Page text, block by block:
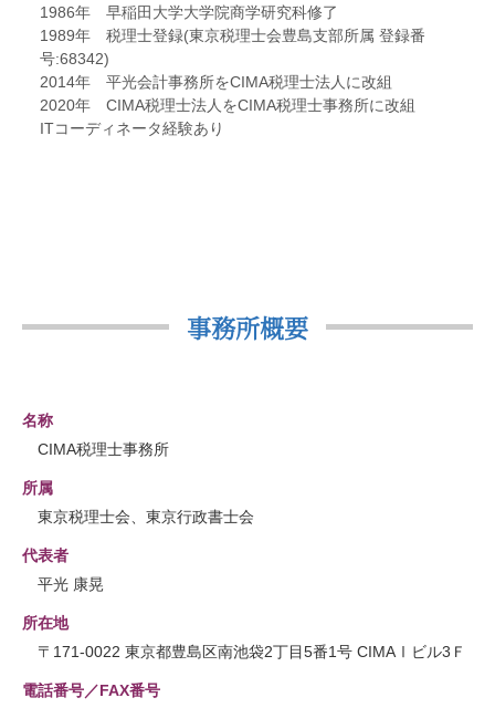
1986年 早稲田大学大学院商学研究科修了
1989年 税理士登録(東京税理士会豊島支部所属 登録番
号:68342)
2014年 平光会計事務所をCIMA税理士法人に改組
2020年 CIMA税理士法人をCIMA税理士事務所に改組
ITコーディネータ経験あり
事務所概要
名称
CIMA税理士事務所
所属
東京税理士会、東京行政書士会
代表者
平光 康晃
所在地
〒171-0022 東京都豊島区南池袋2丁目5番1号 CIMAⅠビル3Ｆ
電話番号／FAX番号